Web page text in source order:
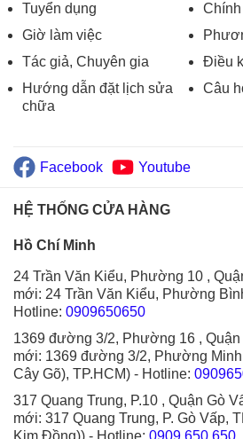
Tuyển dụng
Giờ làm việc
Tác giả, Chuyên gia
Hướng dẫn đặt lịch sửa
chữa
Điều
Câu
Facebook Youtube
HỆ THỐNG CỬA HÀNG
Hồ Chí Minh
24 Trần Văn Kiểu, Phường 10 ,
mới: 24 Trần Văn Kiểu, Phường
Hotline: 0909650650
1369 đường 3/2, Phường 16 ,
mới: 1369 đường 3/2, Phường
Cây Gõ), TP.HCM) - Hotline:
317 Quang Trung, P.10 , Quận Gò
mới: 317 Quang Trung, P. Gò Vấp,